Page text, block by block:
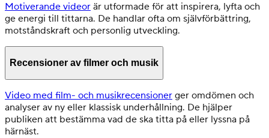
Motiverande videor är utformade för att inspirera, lyfta och
ge energi till tittarna. De handlar ofta om självförbättring,
motståndskraft och personlig utveckling.
Recensioner av filmer och musik
Video med film- och musikrecensioner ger omdömen och
analyser av ny eller klassisk underhållning. De hjälper
publiken att bestämma vad de ska titta på eller lyssna på
härnäst.